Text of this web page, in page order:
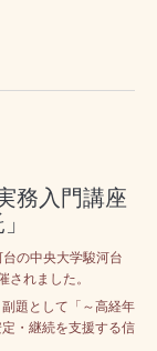
務入門講座
の中央大学駿河台
れました。
題として「～高経年
・継続を支援する信